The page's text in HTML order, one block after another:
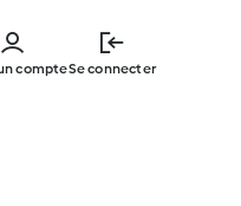
main
compteSe connecter